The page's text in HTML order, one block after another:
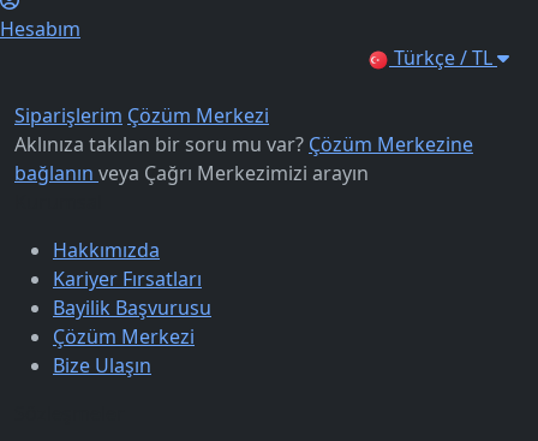
Hesabım
Türkçe / TL
Siparişlerim Çözüm Merkezi
Aklınıza takılan bir soru mu var? Çözüm Merkezine
bağlanın veya Çağrı Merkezimizi arayın
Hakkımızda
Kariyer Fırsatları
Bayilik Başvurusu
Çözüm Merkezi
Bize Ulaşın